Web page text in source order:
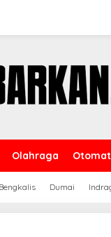
Olahraga
Bengkalis Dumai